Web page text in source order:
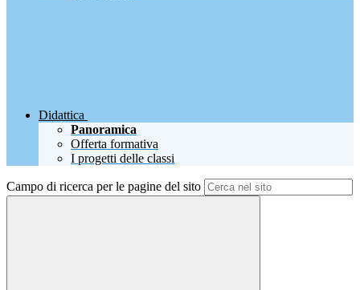
Didattica
Panoramica
Offerta formativa
I progetti delle classi
Campo di ricerca per le pagine del sito